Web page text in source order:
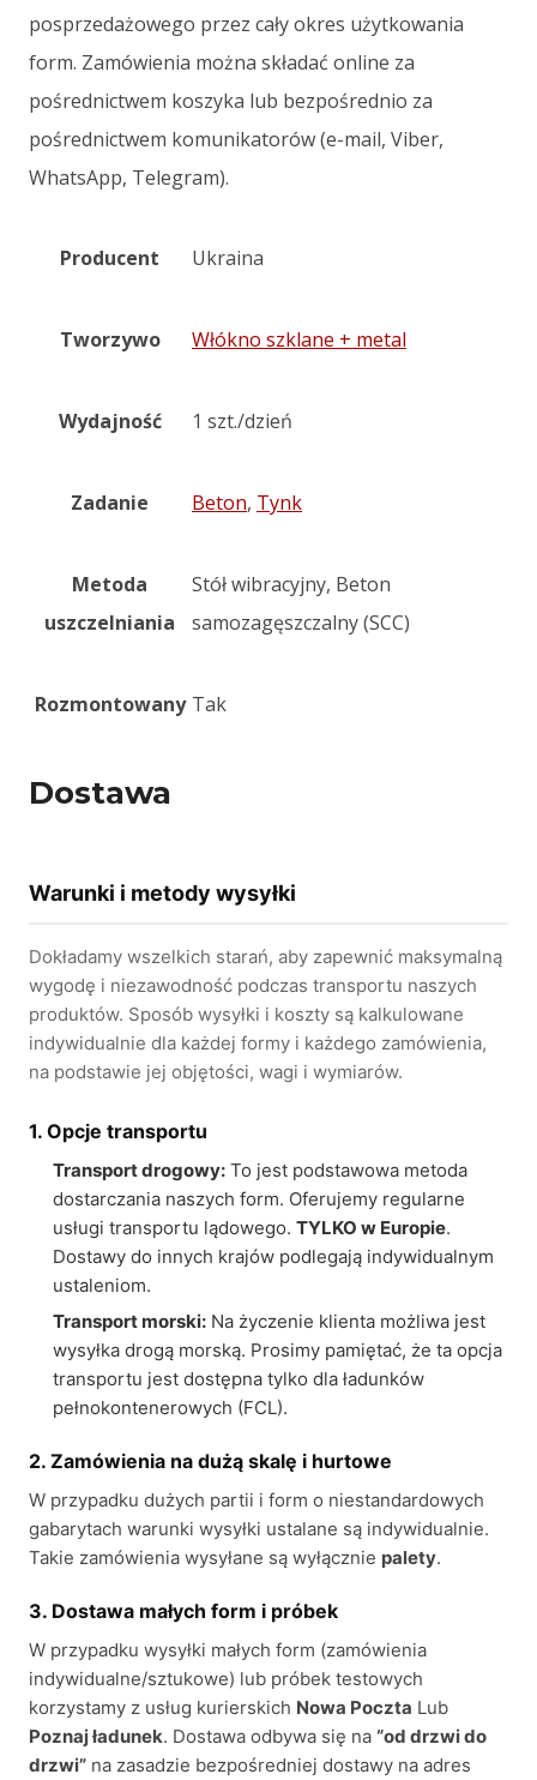
posprzedażowego przez cały okres użytkowania
form. Zamówienia można składać online za
pośrednictwem koszyka lub bezpośrednio za
pośrednictwem komunikatorów (e-mail, Viber,
WhatsApp, Telegram).
Producent Ukraina
Tworzywo Włókno szklane + metal
Wydajność 1 szt./dzień
Zadanie Beton, Tynk
Metoda
uszczelniania
Stół wibracyjny, Beton
samozagęszczalny (SCC)
Rozmontowany Tak
Dostawa
Warunki i metody wysyłki
Dokładamy wszelkich starań, aby zapewnić maksymalną
wygodę i niezawodność podczas transportu naszych
produktów. Sposób wysyłki i koszty są kalkulowane
indywidualnie dla każdej formy i każdego zamówienia,
na podstawie jej objętości, wagi i wymiarów.
1. Opcje transportu
Transport drogowy: To jest podstawowa metoda
dostarczania naszych form. Oferujemy regularne
usługi transportu lądowego. TYLKO w Europie.
Dostawy do innych krajów podlegają indywidualnym
ustaleniom.
Transport morski: Na życzenie klienta możliwa jest
wysyłka drogą morską. Prosimy pamiętać, że ta opcja
transportu jest dostępna tylko dla ładunków
pełnokontenerowych (FCL).
2. Zamówienia na dużą skalę i hurtowe
W przypadku dużych partii i form o niestandardowych
gabarytach warunki wysyłki ustalane są indywidualnie.
Takie zamówienia wysyłane są wyłącznie palety.
3. Dostawa małych form i próbek
W przypadku wysyłki małych form (zamówienia
indywidualne/sztukowe) lub próbek testowych
korzystamy z usług kurierskich Nowa Poczta Lub
Poznaj ładunek. Dostawa odbywa się na “od drzwi do
drzwi” na zasadzie bezpośredniej dostawy na adres